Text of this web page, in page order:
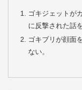
ゴキジェットが
に反撃された話
ゴキブリが顔面
ない。